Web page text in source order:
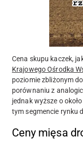
Cena skupu kaczek,
Krajowego Ośrodka
poziomie zbliżonym
porównaniu z
jednak wyższe o
tym segmencie rynku
Ceny mięsa